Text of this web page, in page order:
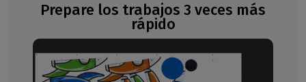
Prepare los trabajos 3 veces más
rápido